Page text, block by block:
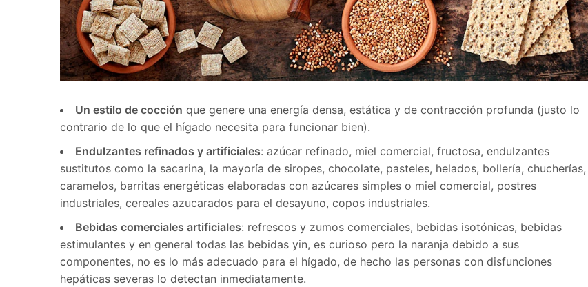
Un estilo de cocción que genere una energía densa, estática y de contracción profunda (justo lo
contrario de lo que el hígado necesita para funcionar bien).
Endulzantes refinados y artificiales: azúcar refinado, miel comercial, fructosa, endulzantes
sustitutos como la sacarina, la mayoría de siropes, chocolate, pasteles, helados, bollería, chucherías,
caramelos, barritas energéticas elaboradas con azúcares simples o miel comercial, postres
industriales, cereales azucarados para el desayuno, copos industriales.
Bebidas comerciales artificiales: refrescos y zumos comerciales, bebidas isotónicas, bebidas
estimulantes y en general todas las bebidas yin, es curioso pero la naranja debido a sus
componentes, no es lo más adecuado para el hígado, de hecho las personas con disfunciones
hepáticas severas lo detectan inmediatamente.